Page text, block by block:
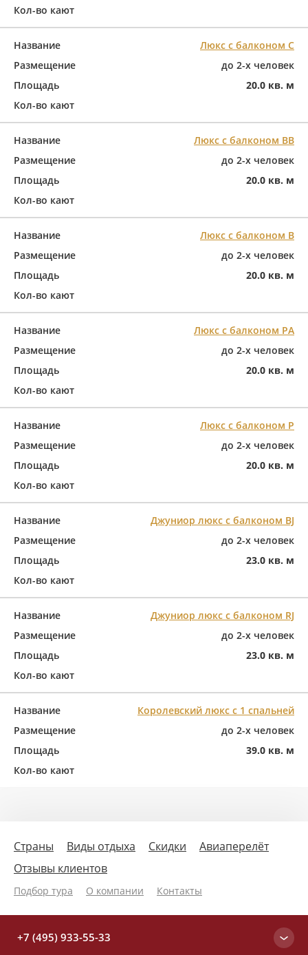
Кол-во кают
Название
Люкс с балконом С
Размещение
до 2-х человек
Площадь
20.0 кв. м
Кол-во кают
Название
Люкс с балконом ВВ
Размещение
до 2-х человек
Площадь
20.0 кв. м
Кол-во кают
Название
Люкс с балконом В
Размещение
до 2-х человек
Площадь
20.0 кв. м
Кол-во кают
Название
Люкс с балконом РA
Размещение
до 2-х человек
Площадь
20.0 кв. м
Кол-во кают
Название
Люкс с балконом Р
Размещение
до 2-х человек
Площадь
20.0 кв. м
Кол-во кают
Название
Джуниор люкс с балконом BJ
Размещение
до 2-х человек
Площадь
23.0 кв. м
Кол-во кают
Название
Джуниор люкс с балконом RJ
Размещение
до 2-х человек
Площадь
23.0 кв. м
Кол-во кают
Название
Королевский люкс с 1 спальней
Размещение
до 2-х человек
Площадь
39.0 кв. м
Кол-во кают
Страны Виды отдыха Скидки
Авиаперелёт
Отзывы клиентов
Подбор тура О компании Контакты
+7 (495) 933-55-33